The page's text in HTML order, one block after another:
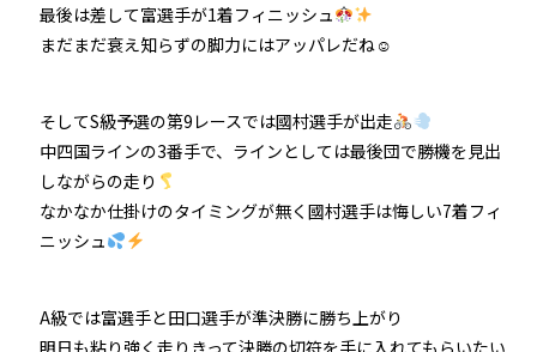
最後は差して富選手が1着フィニッシュ
まだまだ衰え知らずの脚力にはアッパレだね☺
そしてS級予選の第9レースでは國村選手が出走
中四国ラインの3番手で、ラインとしては最後団で勝機を見出
しながらの走り
なかなか仕掛けのタイミングが無く國村選手は悔しい7着フィ
ニッシュ
A級では富選手と田口選手が準決勝に勝ち上がり
明日も粘り強く走りきって決勝の切符を手に入れてもらいたい